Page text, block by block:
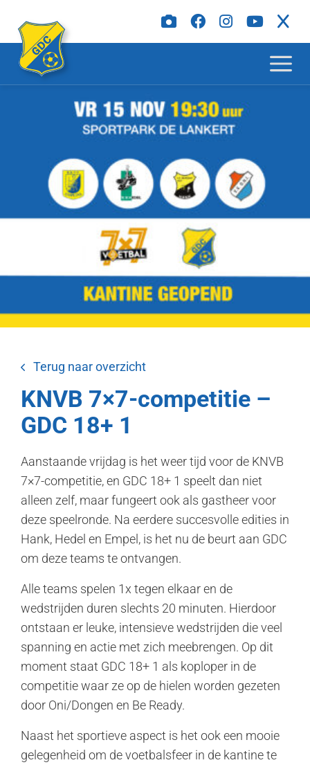
Terug naar overzicht
KNVB 7×7-competitie –
GDC 18+ 1
Aanstaande vrijdag is het weer tijd voor de KNVB
7×7-competitie, en GDC 18+ 1 speelt dan niet
alleen zelf, maar fungeert ook als gastheer voor
deze speelronde. Na eerdere succesvolle edities in
Hank, Hedel en Empel, is het nu de beurt aan GDC
om deze teams te ontvangen.
Alle teams spelen 1x tegen elkaar en de
wedstrijden duren slechts 20 minuten. Hierdoor
ontstaan er leuke, intensieve wedstrijden die veel
spanning en actie met zich meebrengen. Op dit
moment staat GDC 18+ 1 als koploper in de
competitie waar ze op de hielen worden gezeten
door Oni/Dongen en Be Ready.
Naast het sportieve aspect is het ook een mooie
gelegenheid om de voetbalsfeer in de kantine te